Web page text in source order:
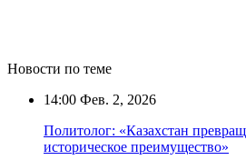
Новости по теме
14:00 Фев. 2, 2026
Политолог: «Казахстан
историческое преимущество»